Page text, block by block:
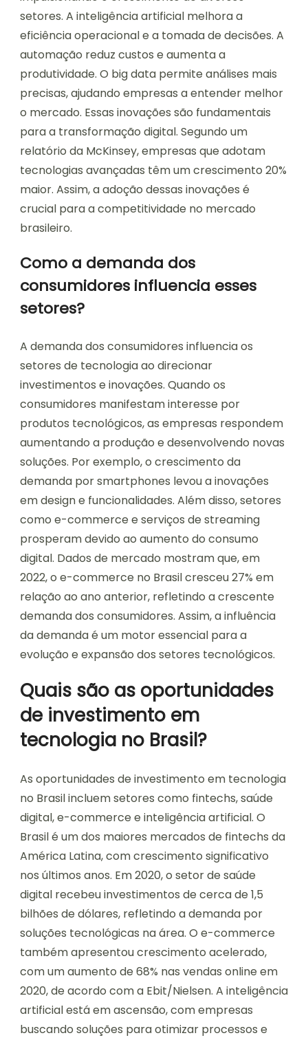
setores. A inteligência artificial melhora a
eficiência operacional e a tomada de decisões. A
automação reduz custos e aumenta a
produtividade. O big data permite análises mais
precisas, ajudando empresas a entender melhor
o mercado. Essas inovações são fundamentais
para a transformação digital. Segundo um
relatório da McKinsey, empresas que adotam
tecnologias avançadas têm um crescimento 20%
maior. Assim, a adoção dessas inovações é
crucial para a competitividade no mercado
brasileiro.
Como a demanda dos
consumidores influencia esses
setores?
A demanda dos consumidores influencia os
setores de tecnologia ao direcionar
investimentos e inovações. Quando os
consumidores manifestam interesse por
produtos tecnológicos, as empresas respondem
aumentando a produção e desenvolvendo novas
soluções. Por exemplo, o crescimento da
demanda por smartphones levou a inovações
em design e funcionalidades. Além disso, setores
como e-commerce e serviços de streaming
prosperam devido ao aumento do consumo
digital. Dados de mercado mostram que, em
2022, o e-commerce no Brasil cresceu 27% em
relação ao ano anterior, refletindo a crescente
demanda dos consumidores. Assim, a influência
da demanda é um motor essencial para a
evolução e expansão dos setores tecnológicos.
Quais são as oportunidades
de investimento em
tecnologia no Brasil?
As oportunidades de investimento em tecnologia
no Brasil incluem setores como fintechs, saúde
digital, e-commerce e inteligência artificial. O
Brasil é um dos maiores mercados de fintechs da
América Latina, com crescimento significativo
nos últimos anos. Em 2020, o setor de saúde
digital recebeu investimentos de cerca de 1,5
bilhões de dólares, refletindo a demanda por
soluções tecnológicas na área. O e-commerce
também apresentou crescimento acelerado,
com um aumento de 68% nas vendas online em
2020, de acordo com a Ebit/Nielsen. A inteligência
artificial está em ascensão, com empresas
buscando soluções para otimizar processos e